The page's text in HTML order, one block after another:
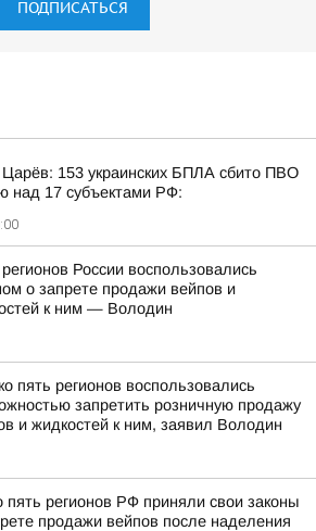
ПОДПИСАТЬСЯ
153 украинских БПЛА сбито ПВО
над 17 субъектами РФ:
России воспользовались
о запрете продажи вейпов и
к ним — Володин
пять регионов воспользовались
запретить розничную продажу
и жидкостей к ним, заявил Володин
пять регионов РФ приняли свои законы
продажи вейпов после наделения